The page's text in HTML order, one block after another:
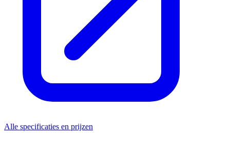
Alle specificaties en prijzen